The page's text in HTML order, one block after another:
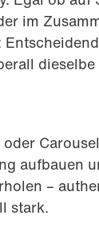
im
aufbauen
–
stark.